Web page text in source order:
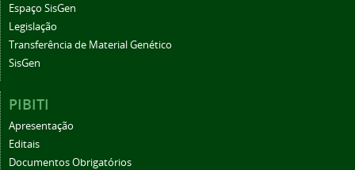
Espaço SisGen
Legislação
Transferência de Material Genético
SisGen
PIBITI
Apresentação
Editais
Documentos Obrigatórios